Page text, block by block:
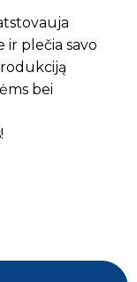
ir plečia savo
bei